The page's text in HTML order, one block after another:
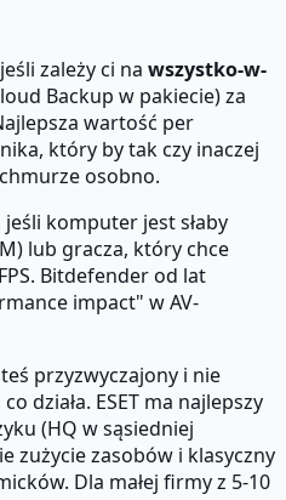
zależy ci na wszystko-w-
Backup w pakiecie) za
wartość per
który by tak czy inaczej
osobno.
jeśli komputer jest słaby
lub gracza, który chce
Bitdefender od lat
impact" w AV-
przyzwyczajony i nie
działa. ESET ma najlepszy
(HQ w sąsiedniej
zużycie zasobów i klasyczny
Dla małej firmy z 5-10